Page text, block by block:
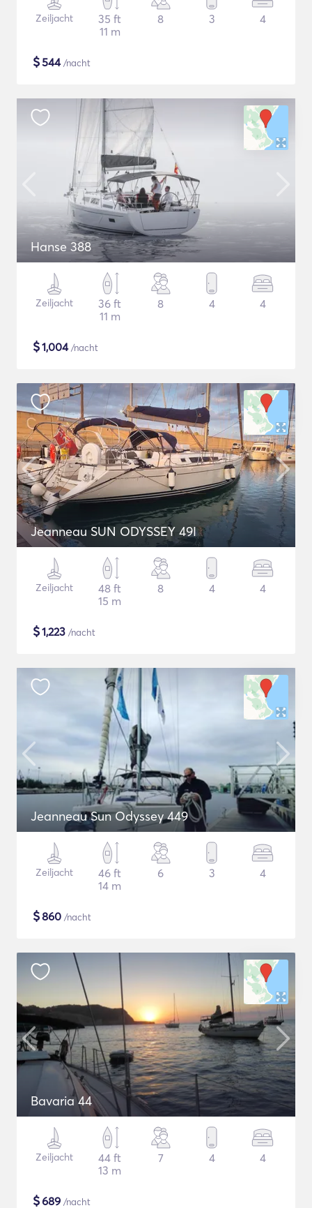
Zeiljacht
35 ft
11 m
8 3 4
$544/nacht
Hanse 388
Zeiljacht
36 ft
11 m
8 4 4
$1,004/nacht
Jeanneau SUN ODYSSEY 49I
Zeiljacht
48 ft
15 m
8 4 4
$1,223 /nacht
Jeanneau Sun Odyssey 449
Zeiljacht
46 ft
14 m
6 3 4
$860 /nacht
Bavaria 44
Zeiljacht
44 ft
13 m
7 4 4
$689 /nacht